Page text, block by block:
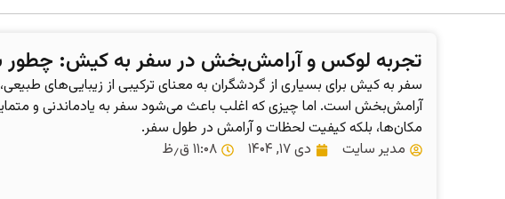
تجربه لوکس و آرامش‌بخش در سفر به کیش: چطور
سفر به کیش برای بسیاری از گردشگران به معنای ترکیبی از زیبایی‌های
آرامش‌بخش است. اما چیزی که اغلب باعث می‌شود سفر به یادماندنی و
مکان‌ها، بلکه کیفیت لحظات و آرامش در طول سفر.
مدیر سایت
دی ۱۷, ۱۴۰۴ ۱۱:۰۸ ق٫ظ